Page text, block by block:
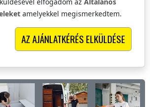
amelyekkel megismerkedtem.